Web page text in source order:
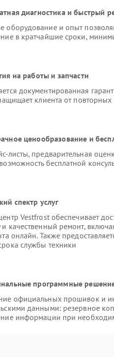
диагностика и быстрый
оборудование и опыт
в кратчайшие сроки,
на работы и запчасти
документированная
клиента от
ценообразование и
листы, предварительная
бесплатной
спектр услуг
Vestfrost обеспечивает
и качественный ремонт,
онлайн. Также
службы техники
программные
официальных прошивок и
данными: резервное
информации при